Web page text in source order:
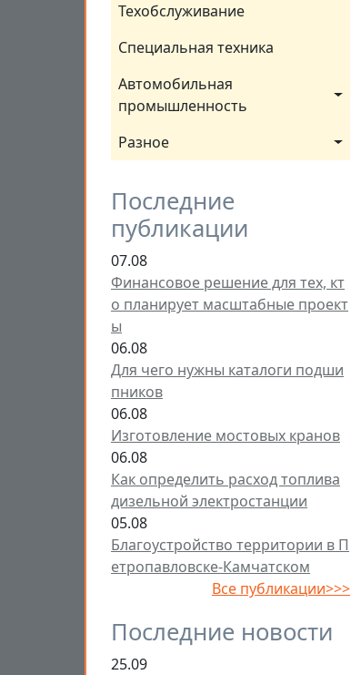
Техобслуживание
Специальная техника
Автомобильная
промышленность
Разное
Последние
публикации
07.08
Финансовое решение для тех, кт
о планирует масштабные проект
ы
06.08
Для чего нужны каталоги подши
пников
06.08
Изготовление мостовых кранов
06.08
Как определить расход топлива
дизельной электростанции
05.08
Благоустройство территории в П
етропавловске-Камчатском
Все публикации>>>
Последние новости
25.09